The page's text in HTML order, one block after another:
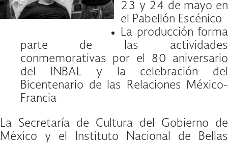
23 y 24 de mayo en
el Pabellón Escénico
La producción forma
parte de las actividades
conmemorativas por el 80 aniversario
del INBAL y la celebración del
Bicentenario de las Relaciones México-
Francia
La Secretaría de Cultura del Gobierno de
México y el Instituto Nacional de Bellas